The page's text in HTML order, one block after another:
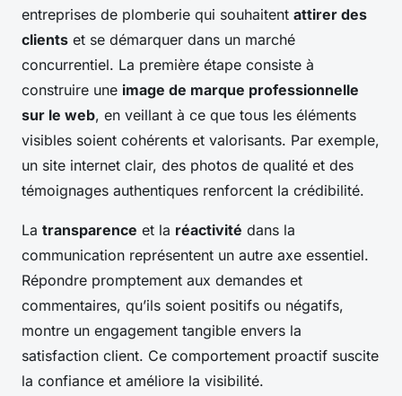
entreprises de plomberie qui souhaitent attirer des
clients et se démarquer dans un marché
concurrentiel. La première étape consiste à
construire une image de marque professionnelle
sur le web, en veillant à ce que tous les éléments
visibles soient cohérents et valorisants. Par exemple,
un site internet clair, des photos de qualité et des
témoignages authentiques renforcent la crédibilité.
La transparence et la réactivité dans la
communication représentent un autre axe essentiel.
Répondre promptement aux demandes et
commentaires, qu’ils soient positifs ou négatifs,
montre un engagement tangible envers la
satisfaction client. Ce comportement proactif suscite
la confiance et améliore la visibilité.